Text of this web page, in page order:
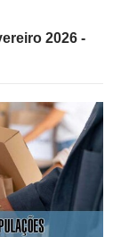
2026 -